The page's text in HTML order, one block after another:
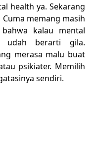
health ya. Sekarang
Cuma memang masih
kalau mental
udah berarti gila.
merasa malu buat
psikiater. Memilih
sendiri.